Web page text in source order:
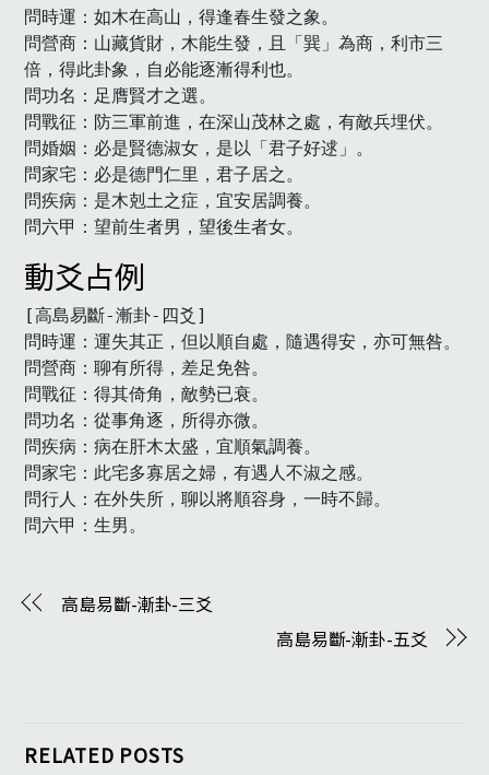
問時運：如木在高山，得逢春生發之象。
問營商：山藏貨財，木能生發，且「巽」為商，利市三
倍，得此卦象，自必能逐漸得利也。
問功名：足膺賢才之選。
問戰征：防三軍前進，在深山茂林之處，有敵兵埋伏。
問婚姻：必是賢德淑女，是以「君子好逑」。
問家宅：必是德門仁里，君子居之。
問疾病：是木剋土之症，宜安居調養。
問六甲：望前生者男，望後生者女。
動爻占例
[高島易斷-漸卦-四爻]
問時運：運失其正，但以順自處，隨遇得安，亦可無咎。
問營商：聊有所得，差足免咎。
問戰征：得其倚角，敵勢已衰。
問功名：從事角逐，所得亦微。
問疾病：病在肝木太盛，宜順氣調養。
問家宅：此宅多寡居之婦，有遇人不淑之感。
問行人：在外失所，聊以將順容身，一時不歸。
問六甲：生男。
高島易斷-漸卦-三爻
高島易斷-漸卦-五爻
RELATED POSTS